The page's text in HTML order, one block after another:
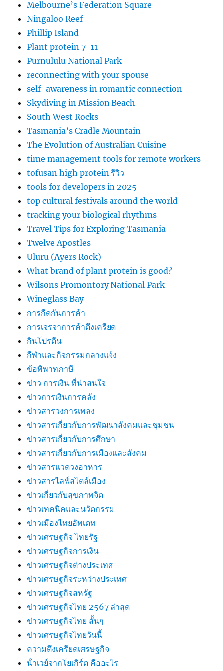
Melbourne’s Federation Square
Ningaloo Reef
Phillip Island
Plant protein 7-11
Purnululu National Park
reconnecting with your spouse
self-awareness in romantic connection
Skydiving in Mission Beach
South West Rocks
Tasmania’s Cradle Mountain
The Evolution of Australian Cuisine
time management tools for remote workers
tofusan high protein รีวิว
tools for developers in 2025
top cultural festivals around the world
tracking your biological rhythms
Travel Tips for Exploring Tasmania
Twelve Apostles
Uluru (Ayers Rock)
What brand of plant protein is good?
Wilsons Promontory National Park
Wineglass Bay
การกีดกันการค้า
การเจรจาการค้าตึงเครียด
กินโปรตีน
กีฬาและกิจกรรมกลางแจ้ง
ข้อพิพาทภาษี
ข่าว การเงิน ที่น่าสนใจ
ข่าวการเงินการคลัง
ข่าวสารวงการเพลง
ข่าวสารเกี่ยวกับการพัฒนาสังคมและชุมชน
ข่าวสารเกี่ยวกับการศึกษา
ข่าวสารเกี่ยวกับการเมืองและสังคม
ข่าวสารแวดวงอาหาร
ข่าวสารไลฟ์สไตล์เมือง
ข่าวเกี่ยวกับสุขภาพจิต
ข่าวเทคนิคและนวัตกรรม
ข่าวเมืองไทยอัพเดท
ข่าวเศรษฐกิจ ไทยรัฐ
ข่าวเศรษฐกิจการเงิน
ข่าวเศรษฐกิจต่างประเทศ
ข่าวเศรษฐกิจระหว่างประเทศ
ข่าวเศรษฐกิจสหรัฐ
ข่าวเศรษฐกิจไทย 2567 ล่าสุด
ข่าวเศรษฐกิจไทย สั้นๆ
ข่าวเศรษฐกิจไทยวันนี้
ความตึงเครียดเศรษฐกิจ
น้ําเวย์จากโยเกิร์ต คืออะไร